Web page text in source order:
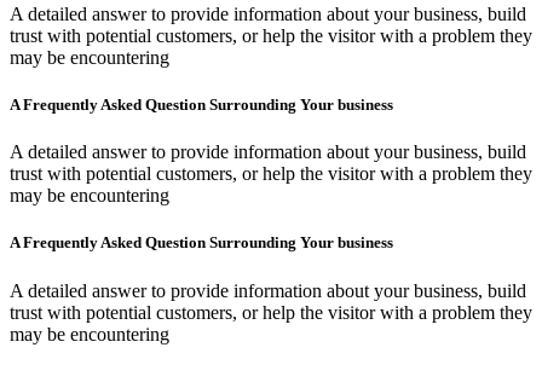
A detailed answer to provide information about your business, build
trust with potential customers, or help the visitor with a problem they
may be encountering
A Frequently Asked Question Surrounding Your business
A detailed answer to provide information about your business, build
trust with potential customers, or help the visitor with a problem they
may be encountering
A Frequently Asked Question Surrounding Your business
A detailed answer to provide information about your business, build
trust with potential customers, or help the visitor with a problem they
may be encountering